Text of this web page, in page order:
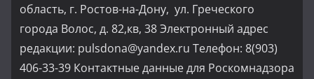
область, г. Ростов-на-Дону, ул. Греческого
города Волос, д. 82,кв, 38 Электронный адрес
редакции: pulsdona@yandex.ru Телефон: 8(903)
406-33-39 Контактные данные для Роскомнадзора